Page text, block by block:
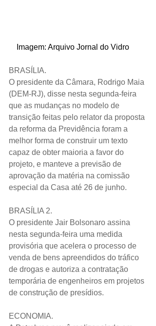
    Imagem: Arquivo Jornal do Vidro
BRASÍLIA.
O presidente da Câmara, Rodrigo Maia
(DEM-RJ), disse nesta segunda-feira
que as mudanças no modelo de
transição feitas pelo relator da proposta
da reforma da Previdência foram a
melhor forma de construir um texto
capaz de obter maioria a favor do
projeto, e manteve a previsão de
aprovação da matéria na comissão
especial da Casa até 26 de junho.
BRASÍLIA 2.
O presidente Jair Bolsonaro assina
nesta segunda-feira uma medida
provisória que acelera o processo de
venda de bens apreendidos do tráfico
de drogas e autoriza a contratação
temporária de engenheiros em projetos
de construção de presídios.
ECONOMIA.